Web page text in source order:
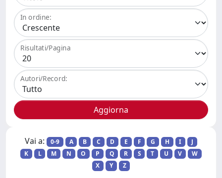
In ordine:
Risultati/Pagina
Autori/Record:
Vai a: 0-9 A B C D E F G H I
J
K
L M N O P Q R S T U V
W
X
Y Z